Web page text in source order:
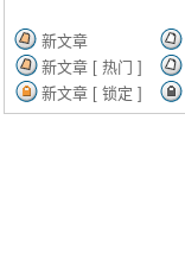
新文章
新文章 [ 热门 ]
新文章 [ 锁定 ]